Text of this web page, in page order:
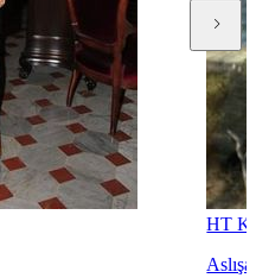
HT